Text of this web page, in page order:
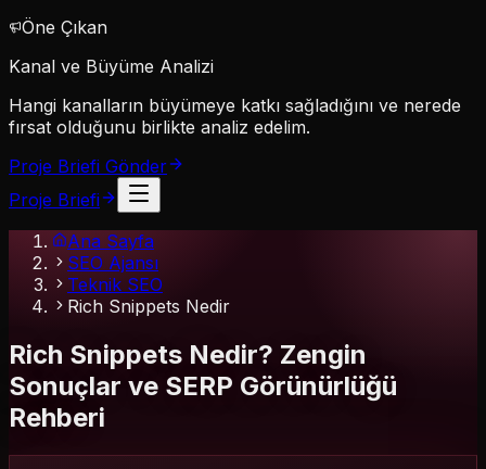
Öne Çıkan
Kanal ve Büyüme Analizi
Hangi kanalların büyümeye katkı sağladığını ve nerede
fırsat olduğunu birlikte analiz edelim.
Proje Briefi Gönder
Proje Briefi
Ana Sayfa
SEO Ajansı
Teknik SEO
Rich Snippets Nedir
Rich Snippets Nedir? Zengin
Sonuçlar ve SERP Görünürlüğü
Rehberi